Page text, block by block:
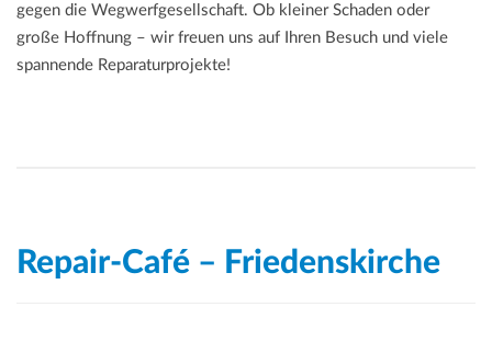
gegen die Wegwerfgesellschaft. Ob kleiner Schaden oder
große Hoffnung – wir freuen uns auf Ihren Besuch und viele
spannende Reparaturprojekte!
Repair-Café – Friedenskirche